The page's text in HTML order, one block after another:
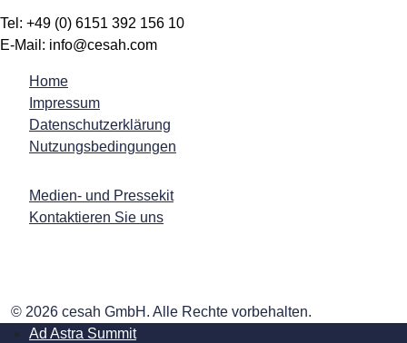
Tel: +49 (0) 6151 392 156 10
E-Mail: info@cesah.com
Home
Impressum
Datenschutzerklärung
Nutzungsbedingungen
Medien- und Pressekit
Kontaktieren Sie uns
© 2026 cesah GmbH. Alle Rechte vorbehalten.
Ad Astra Summit